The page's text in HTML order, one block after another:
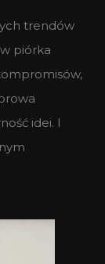
trendów
piórka
idei. I